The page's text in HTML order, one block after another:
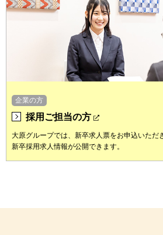
企業の方
採用ご担当の方
大原グループでは、新卒求人票をお申込いただ
新卒採用求人情報が公開できます。